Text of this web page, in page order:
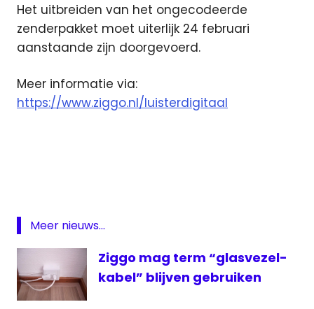
Het uitbreiden van het ongecodeerde
zenderpakket moet uiterlijk 24 februari
aanstaande zijn doorgevoerd.
Meer informatie via:
https://www.ziggo.nl/luisterdigitaal
ongecodeerd
WDR
Meer nieuws...
Ziggo mag term “glasvezel-
kabel” blijven gebruiken